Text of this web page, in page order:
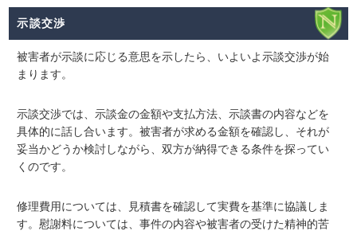
示談交渉
被害者が示談に応じる意思を示したら、いよいよ示談交渉が始
まります。
示談交渉では、示談金の金額や支払方法、示談書の内容などを
具体的に話し合います。被害者が求める金額を確認し、それが
妥当かどうか検討しながら、双方が納得できる条件を探ってい
くのです。
修理費用については、見積書を確認して実費を基準に協議しま
す。慰謝料については、事件の内容や被害者の受けた精神的苦